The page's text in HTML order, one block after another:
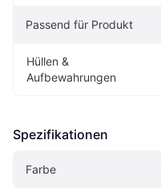
Passend für Produkt
Hüllen &
Aufbewahrungen
Spezifikationen
Farbe